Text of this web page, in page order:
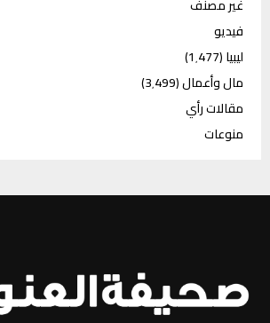
غير مصنف
فيديو
ليبيا(1٬477)
مال وأعمال(3٬499)
مقالات رأي
منوعات